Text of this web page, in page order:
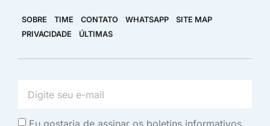
SOBRE TIME CONTATO WHATSAPP
SITE MAP
PRIVACIDADE
ÚLTIMAS
Eu gostaria de assinar os boletins informativos